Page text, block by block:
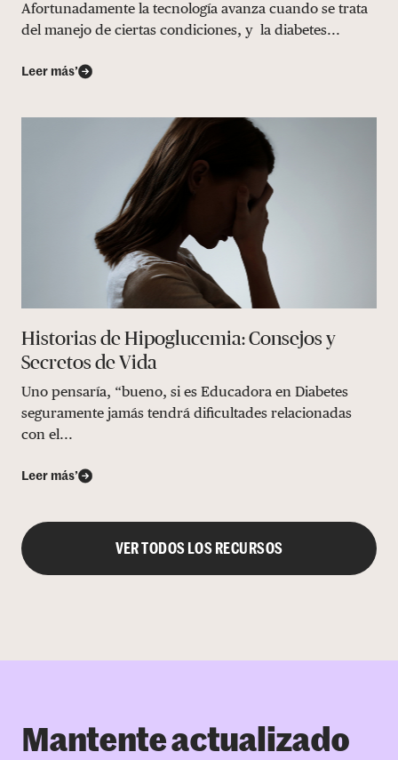
Afortunadamente la tecnología avanza cuando se trata
del manejo de ciertas condiciones, y la diabetes...
Leer más’
Historias de Hipoglucemia: Consejos y
Secretos de Vida
Uno pensaría, “bueno, si es Educadora en Diabetes
seguramente jamás tendrá dificultades relacionadas
con el...
Leer más’
VER TODOS LOS RECURSOS
Mantente actualizado